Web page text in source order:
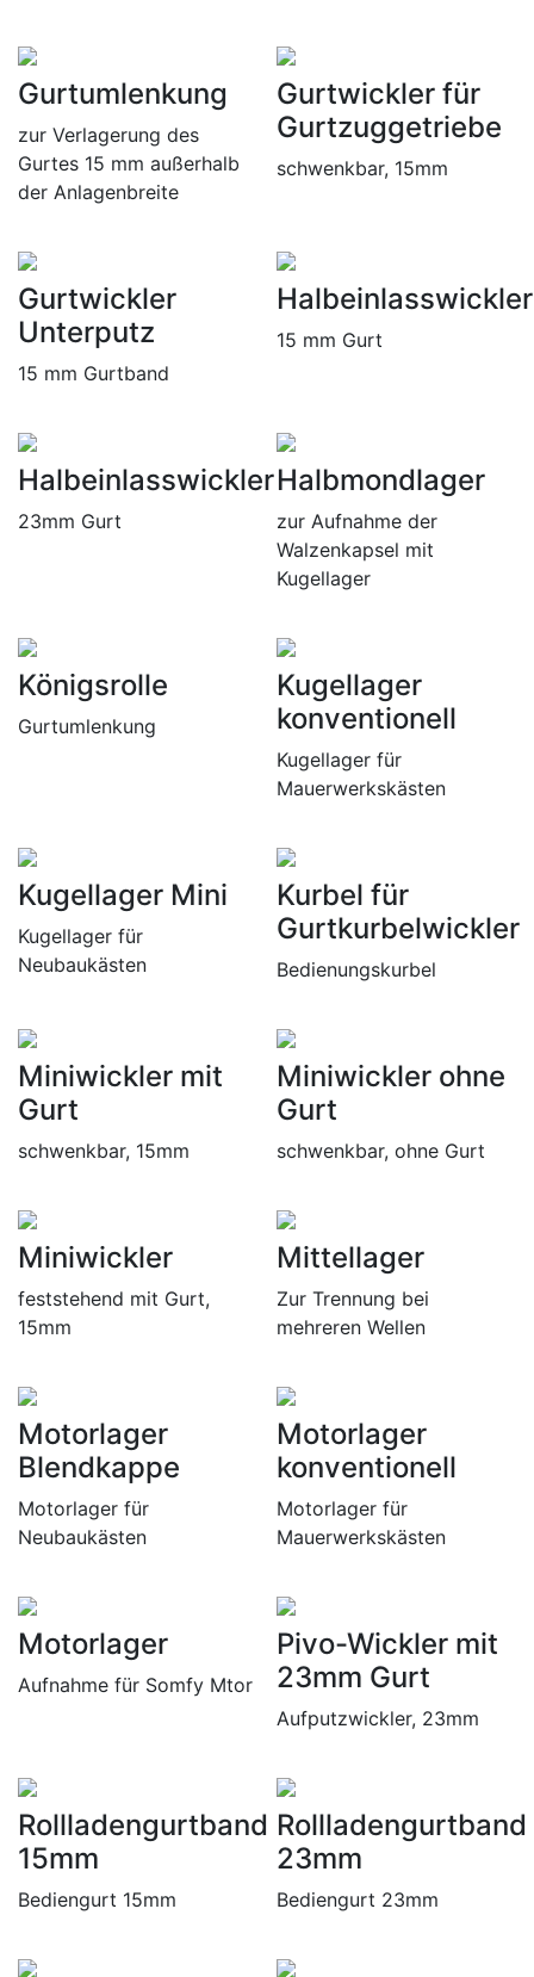
Gurtumlenkung
zur Verlagerung des
Gurtes 15 mm außerhalb
der Anlagenbreite
Gurtwickler für
Gurtzuggetriebe
schwenkbar, 15mm
Gurtwickler
Unterputz
15 mm Gurtband
Halbeinlasswickler
15 mm Gurt
Halbeinlasswickler
23mm Gurt
Halbmondlager
zur Aufnahme der
Walzenkapsel mit
Kugellager
Königsrolle
Gurtumlenkung
Kugellager
konventionell
Kugellager für
Mauerwerkskästen
Kugellager Mini
Kugellager für
Neubaukästen
Kurbel für
Gurtkurbelwickler
Bedienungskurbel
Miniwickler mit
Gurt
schwenkbar, 15mm
Miniwickler ohne
Gurt
schwenkbar, ohne Gurt
Miniwickler
feststehend mit Gurt,
15mm
Mittellager
Zur Trennung bei
mehreren Wellen
Motorlager
Blendkappe
Motorlager für
Neubaukästen
Motorlager
konventionell
Motorlager für
Mauerwerkskästen
Motorlager
Aufnahme für Somfy Mtor
Pivo-Wickler mit
23mm Gurt
Aufputzwickler, 23mm
Rollladengurtband
15mm
Bediengurt 15mm
Rollladengurtband
23mm
Bediengurt 23mm